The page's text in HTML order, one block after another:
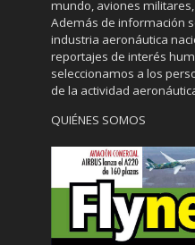
mundo, aviones
Además de información
industria aeronáutica
reportajes de interés
seleccionamos a los
de la actividad
QUIÉNES SOMOS